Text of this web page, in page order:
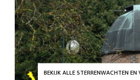
BEKIJK ALLE STERRENWACHTEN EN